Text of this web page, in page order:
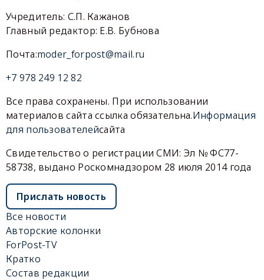
Учредитель: С.П. Кажанов
Главный редактор: Е.В. Бубнова
Почта:moder_forpost@mail.ru
+7 978 249 12 82
Все права сохранены. При использовании
материалов сайта ссылка обязательна.Информация
для пользователейсайта
Свидетельство о регистрации СМИ: Эл № ФС77-
58738, выдано Роскомнадзором 28 июля 2014 года
Прислать новость
Все новости
Авторские колонки
ForPost-TV
Кратко
Состав редакции